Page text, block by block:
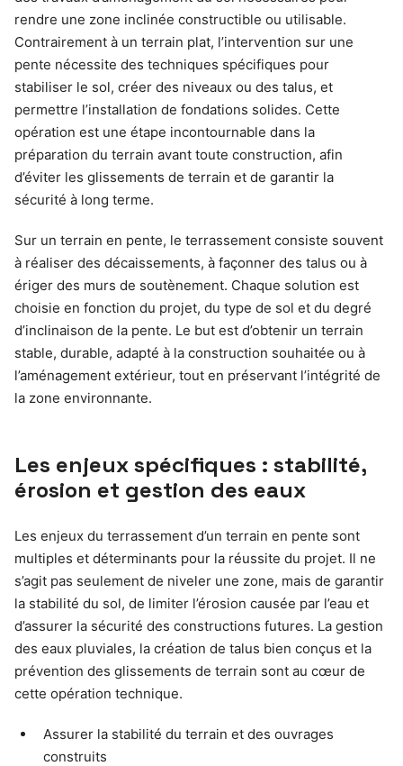
rendre une zone inclinée constructible ou utilisable.
Contrairement à un terrain plat, l’intervention sur une
pente nécessite des techniques spécifiques pour
stabiliser le sol, créer des niveaux ou des talus, et
permettre l’installation de fondations solides. Cette
opération est une étape incontournable dans la
préparation du terrain avant toute construction, afin
d’éviter les glissements de terrain et de garantir la
sécurité à long terme.
Sur un terrain en pente, le terrassement consiste souvent
à réaliser des décaissements, à façonner des talus ou à
ériger des murs de soutènement. Chaque solution est
choisie en fonction du projet, du type de sol et du degré
d’inclinaison de la pente. Le but est d’obtenir un terrain
stable, durable, adapté à la construction souhaitée ou à
l’aménagement extérieur, tout en préservant l’intégrité de
la zone environnante.
Les enjeux spécifiques : stabilité,
érosion et gestion des eaux
Les enjeux du terrassement d’un terrain en pente sont
multiples et déterminants pour la réussite du projet. Il ne
s’agit pas seulement de niveler une zone, mais de garantir
la stabilité du sol, de limiter l’érosion causée par l’eau et
d’assurer la sécurité des constructions futures. La gestion
des eaux pluviales, la création de talus bien conçus et la
prévention des glissements de terrain sont au cœur de
cette opération technique.
Assurer la stabilité du terrain et des ouvrages
construits